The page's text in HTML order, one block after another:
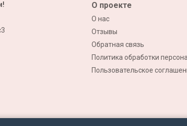
О проекте
О нас
Отзывы
Обратная связь
Политика обработки
Пользовательское